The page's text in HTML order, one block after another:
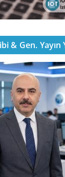
& Gen.